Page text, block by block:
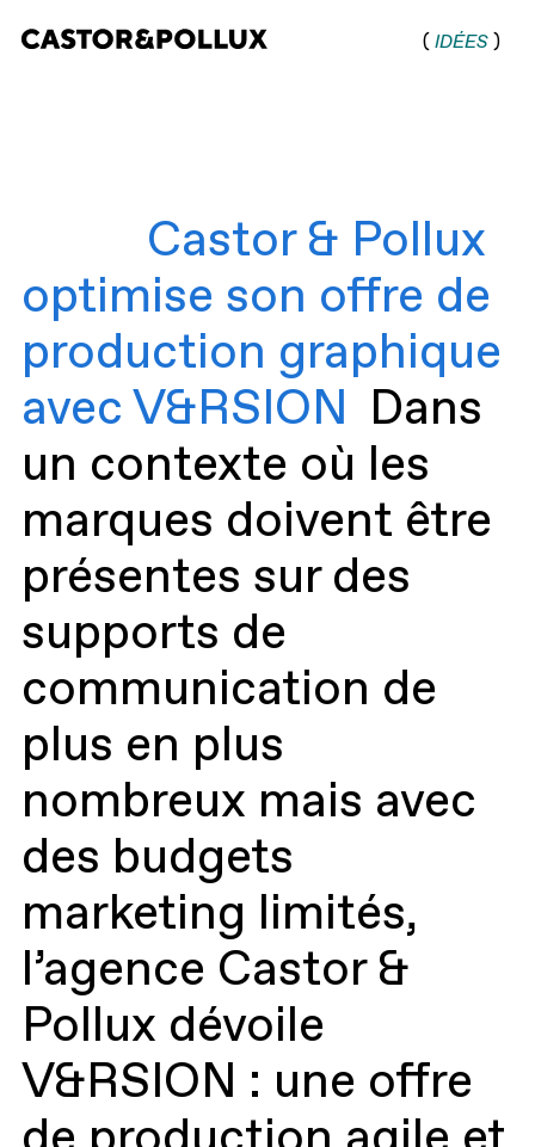
Castor & Pollux |
(IDÉES )
Castor & Pollux
optimise son offre de
production graphique
avec V&RSION Dans
un contexte où les
marques doivent être
présentes sur des
supports de
communication de
plus en plus
nombreux mais avec
des budgets
marketing limités,
l’agence Castor &
Pollux dévoile
V&RSION : une offre